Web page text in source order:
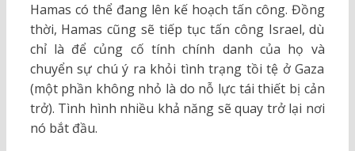
Hamas có thể đang lên kế hoạch tấn công. Đồng
thời, Hamas cũng sẽ tiếp tục tấn công Israel, dù
chỉ là để củng cố tính chính danh của họ và
chuyển sự chú ý ra khỏi tình trạng tồi tệ ở Gaza
(một phần không nhỏ là do nỗ lực tái thiết bị cản
trở). Tình hình nhiều khả năng sẽ quay trở lại nơi
nó bắt đầu.